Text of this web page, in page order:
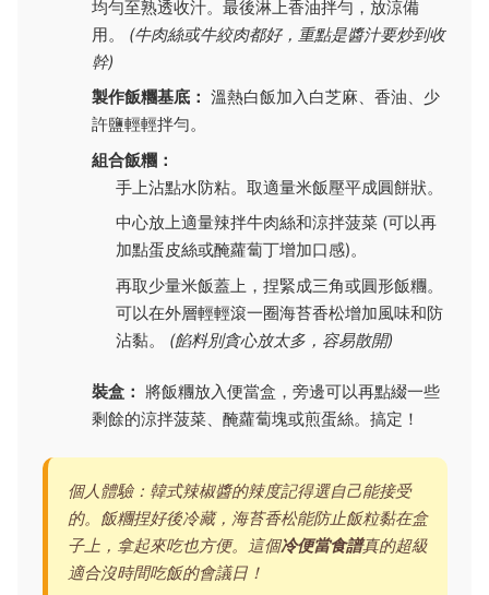
均勻至熟透收汁。最後淋上香油拌勻，放涼備
用。 (牛肉絲或牛絞肉都好，重點是醬汁要炒到收
幹)
製作飯糰基底： 溫熱白飯加入白芝麻、香油、少
許鹽輕輕拌勻。
組合飯糰：
手上沾點水防粘。取適量米飯壓平成圓餅狀。
中心放上適量辣拌牛肉絲和涼拌菠菜 (可以再
加點蛋皮絲或醃蘿蔔丁增加口感)。
再取少量米飯蓋上，捏緊成三角或圓形飯糰。
可以在外層輕輕滾一圈海苔香松增加風味和防
沾黏。 (餡料別貪心放太多，容易散開)
裝盒： 將飯糰放入便當盒，旁邊可以再點綴一些
剩餘的涼拌菠菜、醃蘿蔔塊或煎蛋絲。搞定！
個人體驗：韓式辣椒醬的辣度記得選自己能接受
的。飯糰捏好後冷藏，海苔香松能防止飯粒黏在盒
子上，拿起來吃也方便。這個冷便當食譜真的超級
適合沒時間吃飯的會議日！